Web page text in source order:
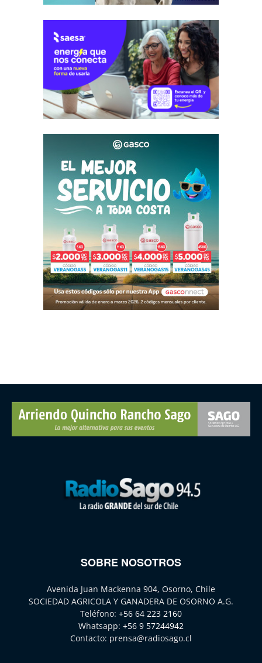
SOBRE NOSOTROS
Avenida Juan Mackenna 904, Osorno, Chile
SOCIEDAD AGRICOLA Y GANADERA DE OSORNO A.G.
Teléfono: +56 64 223 2160
Whatsapp: +56 9 57244942
Contacto: prensa@radiosago.cl